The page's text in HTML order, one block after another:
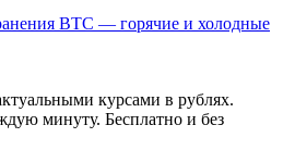
BTC — горячие и холодные
курсами в рублях.
минуту. Бесплатно и без